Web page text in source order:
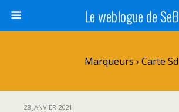
Le weblogue de SeB
Marqueurs › Carte Sd
28 JANVIER 2021